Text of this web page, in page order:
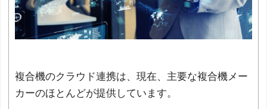
複合機のクラウド連携は、現在、主要な複合機メー
カーのほとんどが提供しています。